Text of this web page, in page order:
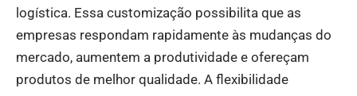
logística. Essa customização possibilita que as
empresas respondam rapidamente às mudanças do
mercado, aumentem a produtividade e ofereçam
produtos de melhor qualidade. A flexibilidade